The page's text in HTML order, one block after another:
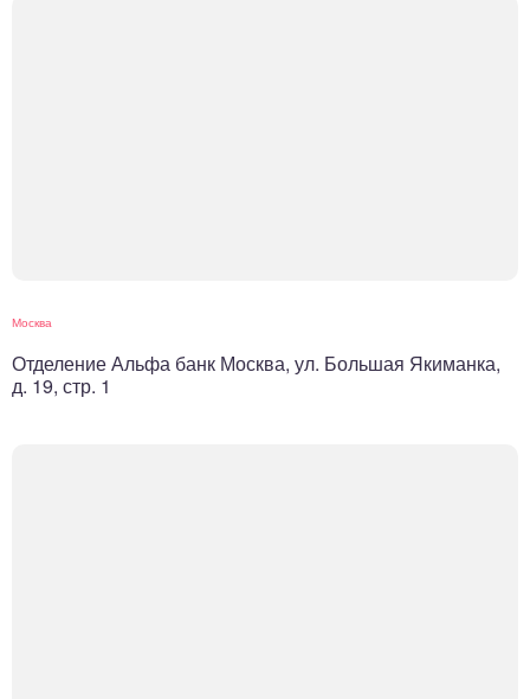
Москва
Отделение Альфа банк Москва, ул. Большая Якиманка,
д. 19, стр. 1